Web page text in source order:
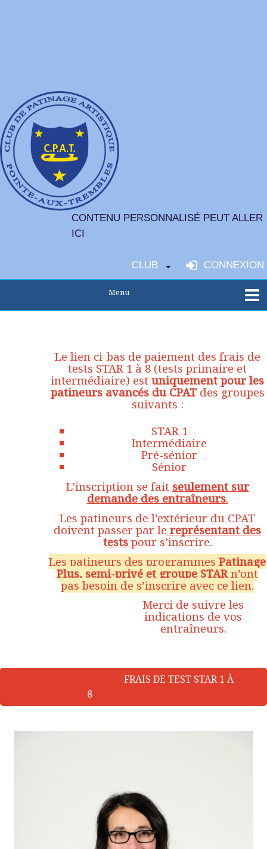
CONTENU PERSONNALISÉ PEUT ALLER
ICI
CLUB CONNEXION
Le lien ci-bas de paiement des frais de
tests STAR 1 à 8 (tests primaire et
intermédiaire) est uniquement pour les
patineurs avancés du CPATdes groupes
suivants :
STAR 1
Intermédiaire
Pré-sénior
Sénior
L’inscription se fait seulement sur
demande des entraîneurs.
Les patineurs de l’extérieur du CPAT
doivent passer par le représentant des
tests pour s’inscrire.
Les patineurs des programmes Patinage
Plus, semi-privé et groupe STARn’ont
pas besoin de s’inscrire avec ce lien.
Merci de suivre les
indications de vos
entraîneurs.
FRAIS DE TEST STAR 1 À
8